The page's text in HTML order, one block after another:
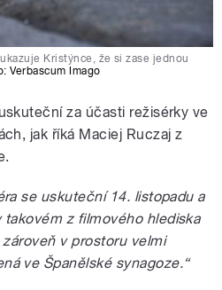
Kristýnce, že si zase jednou
Verbascum Imago
za účasti režisérky ve
jak říká Maciej Ruczaj z
se uskuteční 14. listopadu a
z filmového hlediska
v prostoru velmi
ve Španělské synagoze.“